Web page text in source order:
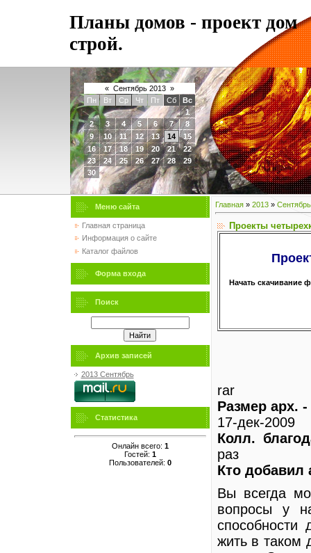
Планы домов - проект дом
строй.
« Сентябрь 2013 »
Пн
Вт Ср Чт Пт Сб
Вс
1
2
3 4 5 6 7
8
9
10 11 12 13 14
15
16
17 18 19 20 21
22
23
24 25 26 27 28
29
30
Меню сайта
Главная страница
Информация о сайте
Каталог файлов
Форма входа
Поиск
Архив записей
2013 Сентябрь
Статистика
Онлайн всего: 1
Гостей: 1
Пользователей: 0
Главная» 2013 » Сентябрь
Проекты
Начать скачивание
rar
Размер арх. -
17-дек-2009
Колл.
раз
Кто добавил
Вы всегда
вопросы у
жить в таком